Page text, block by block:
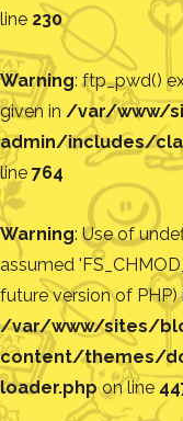
line 230
Warning: ftp_pwd()
given in /var/www/
admin/includes/
line 764
Warning: Use of
assumed
future version of PHP)
/var/www/sites/
content/themes/
loader.phpon line